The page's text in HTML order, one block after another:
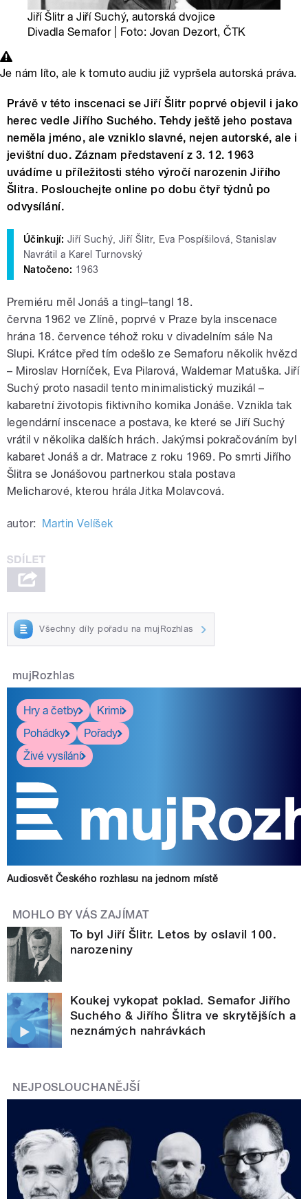
Jiří Šlitr a Jiří Suchý, autorská dvojice
Divadla Semafor | Foto: Jovan Dezort, ČTK
Je nám líto, ale k tomuto audiu již vypršela autorská práva.
Právě v této inscenaci se Jiří Šlitr poprvé objevil i jako
herec vedle Jiřího Suchého. Tehdy ještě jeho postava
neměla jméno, ale vzniklo slavné, nejen autorské, ale i
jevištní duo. Záznam představení z 3. 12. 1963
uvádíme u příležitosti stého výročí narozenin Jiřího
Šlitra. Poslouchejte online po dobu čtyř týdnů po
odvysílání.
Účinkují: Jiří Suchý, Jiří Šlitr, Eva Pospíšilová, Stanislav
Navrátil a Karel Turnovský
Natočeno: 1963
Premiéru měl Jonáš a tingl–tangl 18.
června 1962 ve Zlíně, poprvé v Praze byla inscenace
hrána 18. července téhož roku v divadelním sále Na
Slupi. Krátce před tím odešlo ze Semaforu několik hvězd
– Miroslav Horníček, Eva Pilarová, Waldemar Matuška. Jiří
Suchý proto nasadil tento minimalistický muzikál –
kabaretní životopis fiktivního komika Jonáše. Vznikla tak
legendární inscenace a postava, ke které se Jiří Suchý
vrátil v několika dalších hrách. Jakýmsi pokračováním byl
kabaret Jonáš a dr. Matrace z roku 1969. Po smrti Jiřího
Šlitra se Jonášovou partnerkou stala postava
Melicharové, kterou hrála Jitka Molavcová.
autor: Martin Velíšek
Všechny díly pořadu na mujRozhlas
mujRozhlas
Hry a četby
Krimi
Pohádky
Pořady
Živé vysílání
Audiosvět Českého rozhlasu na jednom místě
MOHLO BY VÁS ZAJÍMAT
To byl Jiří Šlitr. Letos by oslavil 100.
narozeniny
Koukej vykopat poklad. Semafor Jiřího
Suchého & Jiřího Šlitra ve skrytějších a
neznámých nahrávkách
NEJPOSLOUCHANĚJŠÍ